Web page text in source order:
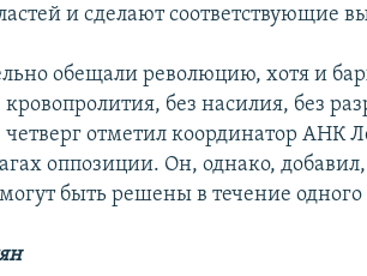
и сделают соответствующие
обещали революцию, хотя и
без насилия, без
отметил координатор АНК
оппозиции. Он, однако, добавил,
быть решены в течение одного